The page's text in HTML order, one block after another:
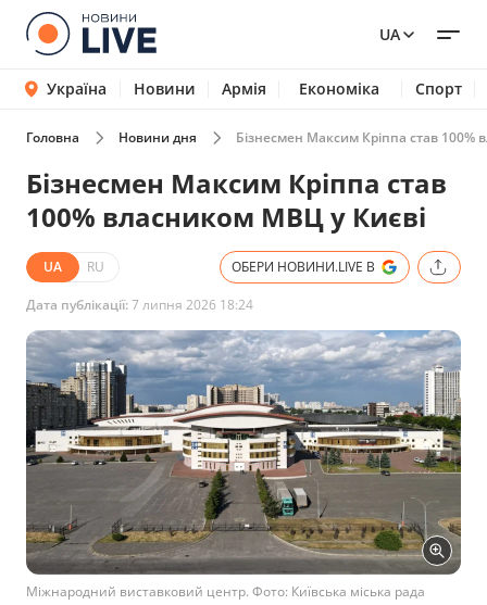
UA
Україна Новини Армія Економіка Спорт
Головна Новини дня Бізнесмен Максим Кріппа став 100%
Бізнесмен Максим Кріппа став
100% власником МВЦ у Києві
UA RU ОБЕРИ НОВИНИ.LIVE В
Дата публікації:7 липня 2026 18:24
Міжнародний виставковий центр. Фото: Київська міська рада